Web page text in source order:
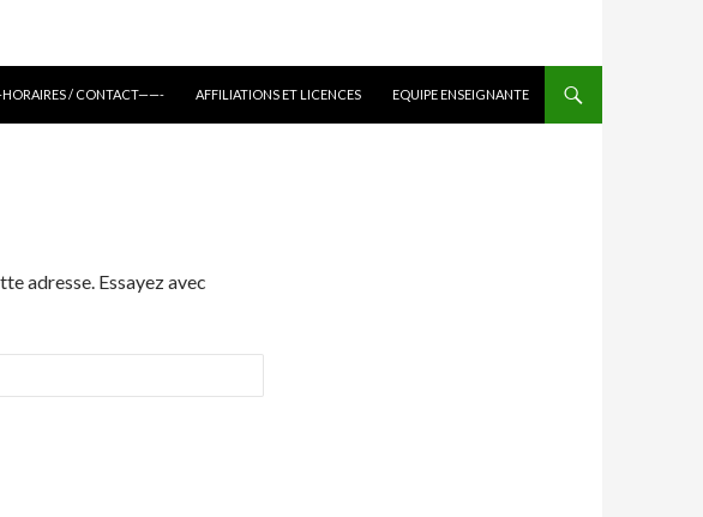
/ CONTACT——-
AFFILIATIONS ET LICENCES EQUIPE ENSEIGNANTE
adresse. Essayez avec